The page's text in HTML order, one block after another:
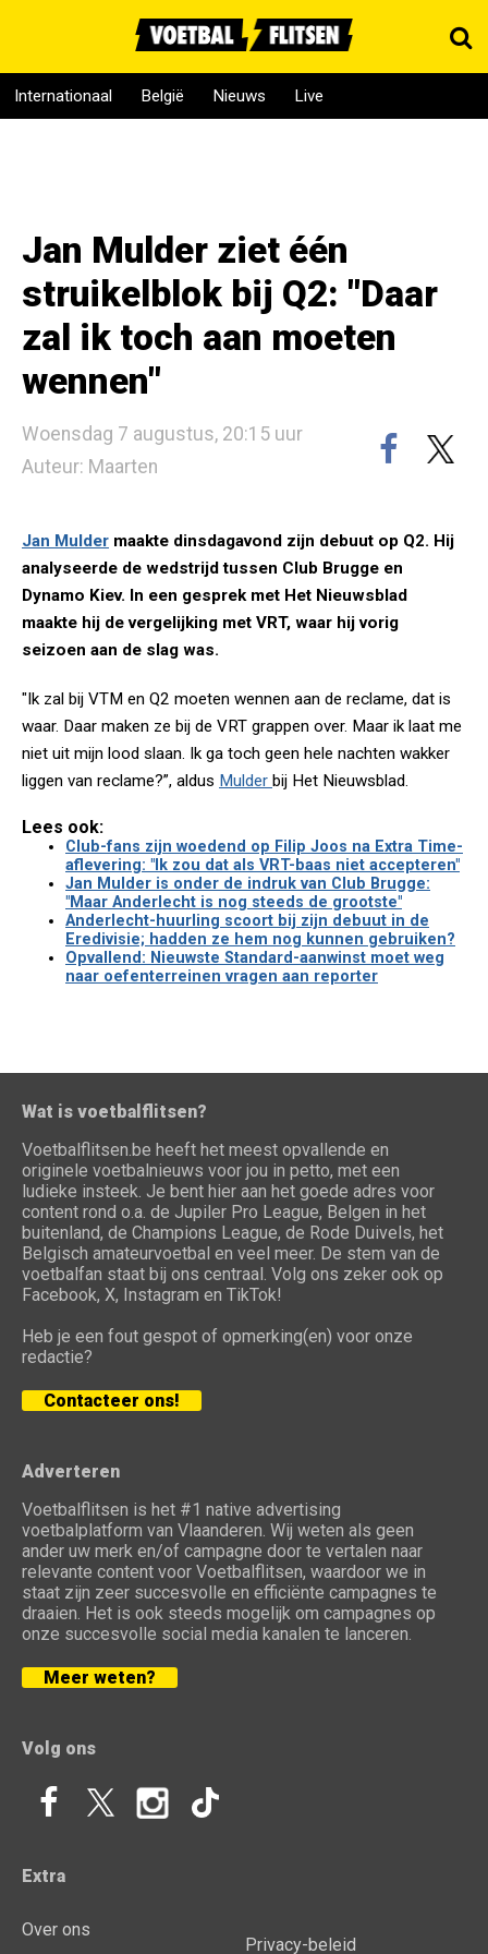
Internationaal België Nieuws Live
Jan Mulder ziet één
struikelblok bij Q2: "Daar
zal ik toch aan moeten
wennen"
Woensdag 7 augustus, 20:15 uur
Auteur: Maarten
Jan Mulder maakte dinsdagavond zijn debuut op Q2. Hij
analyseerde de wedstrijd tussen Club Brugge en
Dynamo Kiev. In een gesprek met Het Nieuwsblad
maakte hij de vergelijking met VRT, waar hij vorig
seizoen aan de slag was.
"Ik zal bij VTM en Q2 moeten wennen aan de reclame, dat is
waar. Daar maken ze bij de VRT grappen over. Maar ik laat me
niet uit mijn lood slaan. Ik ga toch geen hele nachten wakker
liggen van reclame?”, aldus Mulder bij Het Nieuwsblad.
Lees ook:
Club-fans zijn woedend op Filip Joos na Extra Time-
aflevering: "Ik zou dat als VRT-baas niet accepteren"
Jan Mulder is onder de indruk van Club Brugge:
"Maar Anderlecht is nog steeds de grootste"
Anderlecht-huurling scoort bij zijn debuut in de
Eredivisie; hadden ze hem nog kunnen gebruiken?
Opvallend: Nieuwste Standard-aanwinst moet weg
naar oefenterreinen vragen aan reporter
Wat is voetbalflitsen?
Voetbalflitsen.be heeft het meest opvallende en
originele voetbalnieuws voor jou in petto, met een
ludieke insteek. Je bent hier aan het goede adres voor
content rond o.a. de Jupiler Pro League, Belgen in het
buitenland, de Champions League, de Rode Duivels, het
Belgisch amateurvoetbal en veel meer. De stem van de
voetbalfan staat bij ons centraal. Volg ons zeker ook op
Facebook, X, Instagram en TikTok!
Heb je een fout gespot of opmerking(en) voor onze
redactie?
Contacteer ons!
Adverteren
Voetbalflitsen is het #1 native advertising
voetbalplatform van Vlaanderen. Wij weten als geen
ander uw merk en/of campagne door te vertalen naar
relevante content voor Voetbalflitsen, waardoor we in
staat zijn zeer succesvolle en efficiënte campagnes te
draaien. Het is ook steeds mogelijk om campagnes op
onze succesvolle social media kanalen te lanceren.
Meer weten?
Volg ons
Extra
Over ons
Privacy-beleid